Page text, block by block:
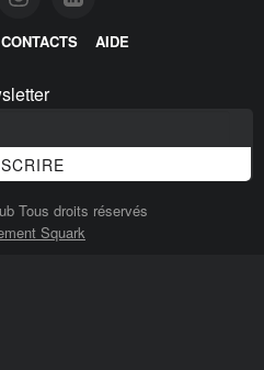
CONTACTS AIDE
Tous droits réservés
Squark